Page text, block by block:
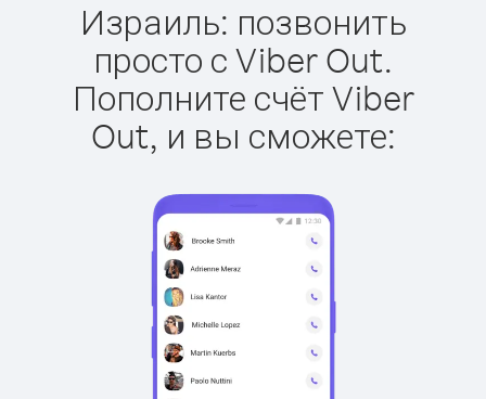
Израиль: позвонить
просто с Viber Out.
Пополните счёт Viber
Out, и вы сможете: